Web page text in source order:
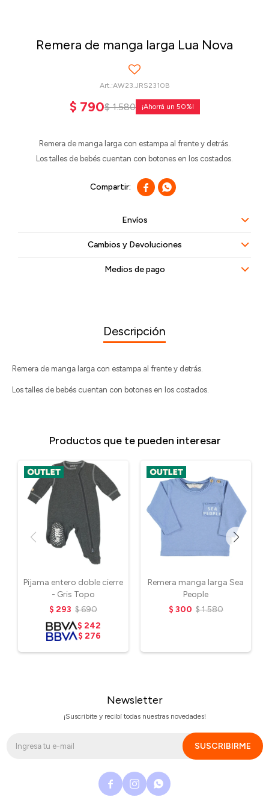
Remera de manga larga Lua Nova
AW23.JRS2310B
$ 790$ 1.580 50
Remera de manga larga con estampa al frente y detrás.
Los talles de bebés cuentan con botones en los costados.
 
Envíos
Cambios y Devoluciones
Medios de pago
Descripción
Remera de manga larga con estampa al frente y detrás.
Los talles de bebés cuentan con botones en los costados.
Productos que te pueden interesar
Pijama entero doble cierre
- Gris Topo
$ 293 $690
$ 242
$ 276
Remera manga larga Sea
People
$ 300 $1.580
Newsletter
¡Suscribite y recibí todas nuestras novedades!
SUSCRIBIRME
  